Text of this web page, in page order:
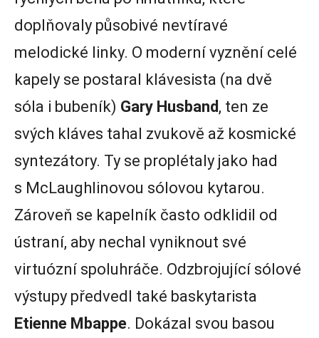
doplňovaly působivé nevtíravé
melodické linky. O moderní vyznění celé
kapely se postaral klávesista (na dvě
sóla i bubeník) Gary Husband, ten ze
svých kláves tahal zvukově až kosmické
syntezátory. Ty se proplétaly jako had
s McLaughlinovou sólovou kytarou.
Zároveň se kapelník často odklidil od
ústraní, aby nechal vyniknout své
virtuózní spoluhráče. Odzbrojující sólové
výstupy předvedl také baskytarista
Etienne Mbappe. Dokázal svou basou